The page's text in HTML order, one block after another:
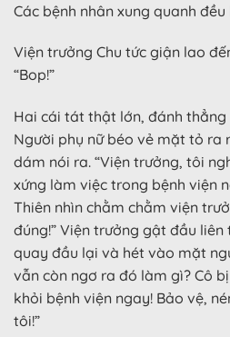
Các bệnh nhân xung quanh đều
Viện trưởng Chu tức giận lao
“Bop!”
Hai cái tát thật lớn, đánh
Người phụ nữ béo vẻ mặt tỏ ra
dám nói ra. “Viện trưởng, tôi
xứng làm việc trong bệnh viện
Thiên nhìn chằm chằm viện
đúng!” Viện trưởng gật đầu liên
quay đầu lại và hét vào mặt
vẫn còn ngơ ra đó làm gì? Cô
khỏi bệnh viện ngay! Bảo vệ,
tôi!”